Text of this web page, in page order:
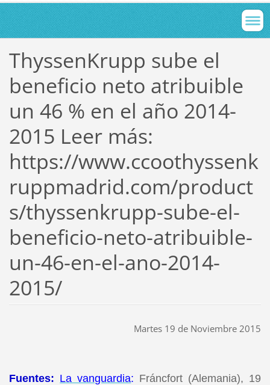
ThyssenKrupp sube el
beneficio neto atribuible
un 46 % en el año 2014-
2015 Leer más:
https://www.ccoothyssenk
ruppmadrid.com/product
s/thyssenkrupp-sube-el-
beneficio-neto-atribuible-
un-46-en-el-ano-2014-
2015/
Martes 19 de Noviembre 2015
Fuentes: La vanguardia: Fráncfort (Alemania), 19